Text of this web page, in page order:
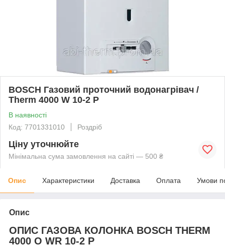
BOSCH Газовий проточний водонагрівач /
Therm 4000 W 10-2 Р
В наявності
Код: 7701331010
Роздріб
Ціну уточнюйте
Мінімальна сума замовлення на сайті — 500 ₴
Опис Характеристики Доставка Оплата Умови
Опис
ОПИС ГАЗОВА КОЛОНКА BOSCH THERM
4000 O WR 10-2 P